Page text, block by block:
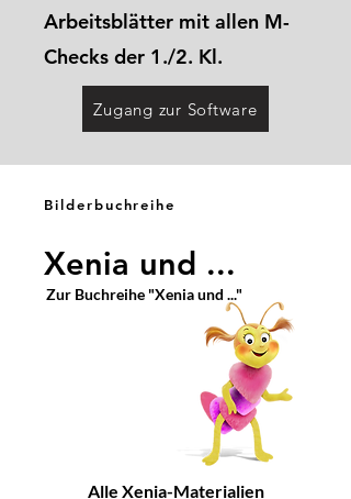
Arbeitsblätter mit allen M-
Checks der 1./2. Kl.
Zugang zur Software
Bilderbuchreihe
Xenia und ...
Zur Buchreihe "Xenia und ..."
Alle Xenia-Materialien